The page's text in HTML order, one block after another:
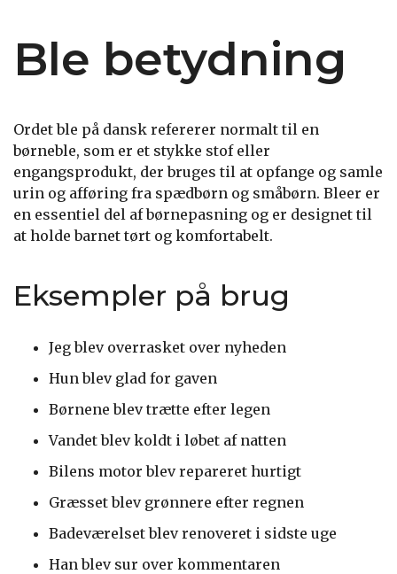
Ble betydning
Ordet ble på dansk refererer normalt til en
børneble, som er et stykke stof eller
engangsprodukt, der bruges til at opfange og samle
urin og afføring fra spædbørn og småbørn. Bleer er
en essentiel del af børnepasning og er designet til
at holde barnet tørt og komfortabelt.
Eksempler på brug
Jeg blev overrasket over nyheden
Hun blev glad for gaven
Børnene blev trætte efter legen
Vandet blev koldt i løbet af natten
Bilens motor blev repareret hurtigt
Græsset blev grønnere efter regnen
Badeværelset blev renoveret i sidste uge
Han blev sur over kommentaren